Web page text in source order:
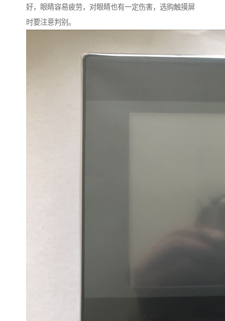
好，眼睛容易疲劳，对眼睛也有一定伤害，选购触摸屏
时要注意判别。